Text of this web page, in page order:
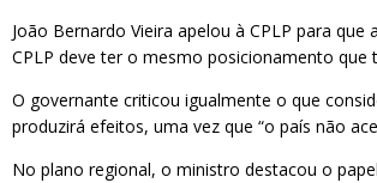
João Bernardo Vieira apelou à CPLP para
CPLP deve ter o mesmo posicionamento que
O governante criticou igualmente o que
produzirá efeitos, uma vez que “o país não
No plano regional, o ministro destacou o